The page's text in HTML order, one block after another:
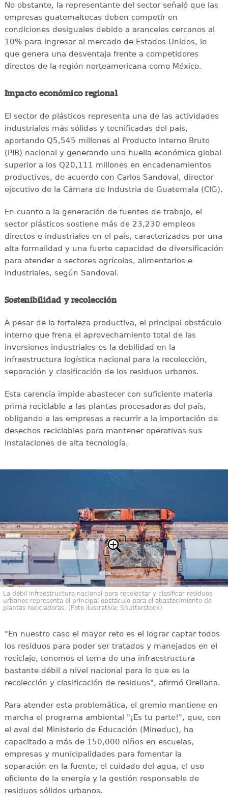
No obstante, la representante del sector señaló que las
empresas guatemaltecas deben competir en
condiciones desiguales debido a aranceles cercanos al
10% para ingresar al mercado de Estados Unidos, lo
que genera una desventaja frente a competidores
directos de la región norteamericana como México.
Impacto económico regional
El sector de plásticos representa una de las actividades
industriales más sólidas y tecnificadas del país,
aportando Q5,545 millones al Producto Interno Bruto
(PIB) nacional y generando una huella económica global
superior a los Q20,111 millones en encadenamientos
productivos, de acuerdo con Carlos Sandoval, director
ejecutivo de la Cámara de Industria de Guatemala (CIG).
En cuanto a la generación de fuentes de trabajo, el
sector plásticos sostiene más de 23,230 empleos
directos e industriales en el país, caracterizados por una
alta formalidad y una fuerte capacidad de diversificación
para atender a sectores agrícolas, alimentarios e
industriales, según Sandoval.
Sostenibilidad y recolección
A pesar de la fortaleza productiva, el principal obstáculo
interno que frena el aprovechamiento total de las
inversiones industriales es la debilidad en la
infraestructura logística nacional para la recolección,
separación y clasificación de los residuos urbanos.
Esta carencia impide abastecer con suficiente materia
prima reciclable a las plantas procesadoras del país,
obligando a las empresas a recurrir a la importación de
desechos reciclables para mantener operativas sus
instalaciones de alta tecnología.
La débil infraestructura nacional para recolectar y clasificar residuos
urbanos representa el principal obstáculo para el abastecimiento de
plantas recicladoras. (Foto ilustrativa: Shutterstock)
"En nuestro caso el mayor reto es el lograr captar todos
los residuos para poder ser tratados y manejados en el
reciclaje, tenemos el tema de una infraestructura
bastante débil a nivel nacional para lo que es la
recolección y clasificación de residuos", afirmó Orellana.
Para atender esta problemática, el gremio mantiene en
marcha el programa ambiental "¡Es tu parte!", que, con
el aval del Ministerio de Educación (Mineduc), ha
capacitado a más de 150,000 niños en escuelas,
empresas y municipalidades para fomentar la
separación en la fuente, el cuidado del agua, el uso
eficiente de la energía y la gestión responsable de
residuos sólidos urbanos.